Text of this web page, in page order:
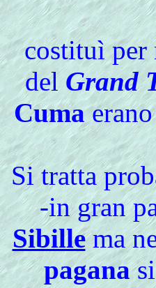
costituì per
delGrand
Cumaerano
Si tratta
-in gran
Sibillema
paganasi